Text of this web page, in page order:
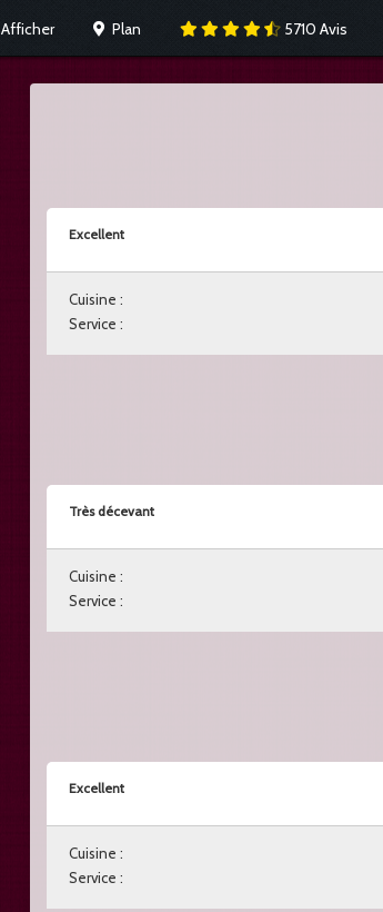
Afficher Plan 5710 Avis
Excellent
Cuisine :
Service :
Très décevant
Cuisine :
Service :
Excellent
Cuisine :
Service :